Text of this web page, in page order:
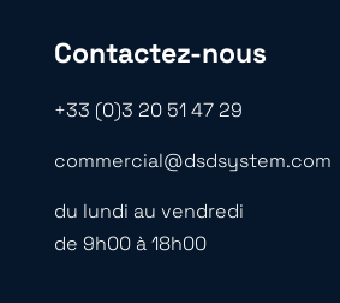
Contactez-nous
+33 (0)3 20 51 47 29
commercial@dsdsystem.com
du lundi au vendredi
de 9h00 à 18h00